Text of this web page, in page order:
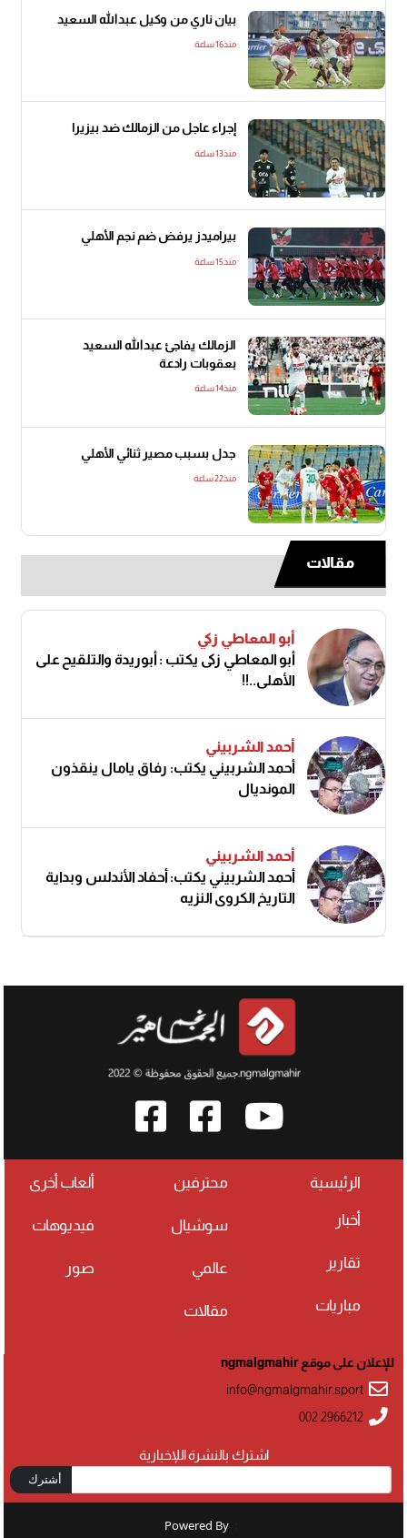
بيان ناري من وكيل عبدالله السعيد
منذ16 ساعة
إجراء عاجل من الزمالك ضد بيزيرا
منذ13 ساعة
بيراميدز يرفض ضم نجم الأهلي
منذ15 ساعة
الزمالك يفاجئ عبدالله السعيد
بعقوبات رادعة
منذ14 ساعة
جدل بسبب مصير ثنائي الأهلي
منذ22 ساعة
مقالات
أبو المعاطي زكي
أبو المعاطي زكى يكتب : أبوريدة والتلقيح على
الأهلى..!!
أحمد الشربيني
أحمد الشربيني يكتب: رفاق يامال ينقذون
المونديال
أحمد الشربيني
أحمد الشربيني يكتب: أحفاد الأندلس وبداية
التاريخ الكروي النزيه
الرئيسية
أخبار
تقارير
مباريات
محترفين
سوشيال
عالمي
مقالات
ألعاب أخرى
فيديوهات
صور
اشترك بالنشرة اللإخبارية
أشترك
للإعلان على موقع ngmalgmahir
info@ngmalgmahir.sport
002 2966212
Powered By